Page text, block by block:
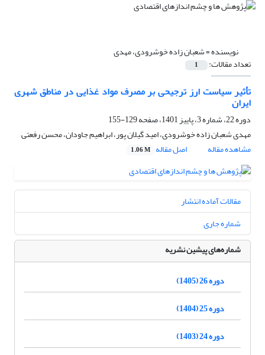
نویسنده =شعبان زاده خوشرودی، مهدی
تعداد مقالات: 1
تأثیر سیاست ارز ترجیحی بر مصرف مواد غذایی در مناطق شهری
ایران
دوره 22، شماره 3، پاییز 1401، صفحه
129-155
مهدی شعبان زاده خوشرودی، امید گیلان پور، ابراهیم جاودان، محسن رفعتی
مشاهده مقاله
اصل مقاله 1.06 M
مقالات آماده انتشار
شماره جاری
شماره‌های پیشین نشریه
دوره 26 (1405)
دوره 25 (1404)
دوره 24 (1403)